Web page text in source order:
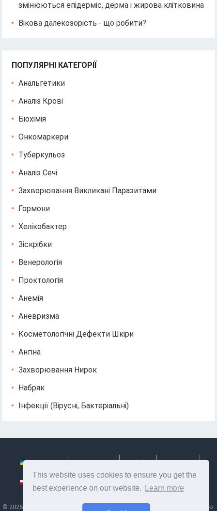
This website uses cookies to ensure you get the
best experience on our website.
Learn more
змінюються епідерміс, дерма і жирова клітковина
Вікова далекозорість - що робити?
ПОПУЛЯРНІ КАТЕГОРІЇ
Анальгетики
Аналіз Крові
Біохімія
Онкомаркери
Туберкульоз
Аналіз Сечі
Захворювання Викликані Паразитами
Гормони
Хелікобактер
Зіскрібки
Венерологія
Проктологія
Анемія
Аневризма
Косметологічні Дефекти Шкіри
Ангіна
Захворювання Нирок
Набряк
Інфекції (вірусні, Бактеріальні)
© 2026 - Корисна інформація та поради по догляду за собою.